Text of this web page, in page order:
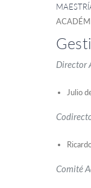
Director
Julio
Comité